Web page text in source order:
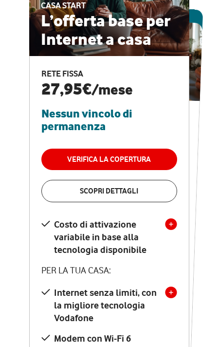
CASA START
L’offerta base per
Internet a casa
RETE FISSA
27,95€/mese
Nessun vincolo di
permanenza
VERIFICA LA COPERTURA
SCOPRI DETTAGLI
Costo di attivazione
variabile in base alla
tecnologia disponibile
PER LA TUA CASA:
Internet senza limiti, con
la migliore tecnologia
Vodafone
Modem con Wi-Fi 6
ESCLUSIVA ONLINE
CASA PRO
Internet veloce e
vantaggi speciali
RETE FISSA + VODAFONE CLUB
29,95€
permanenza
VERIFICA LA COPERTURA
Costo di attivazione
variabile in base alla
tecnologia disponibile
PER LA TUA CASA:
Internet senza limiti, con
la migliore tecnologia
Vodafone
Modem Seven con Wi-Fi 7
Chiamate illimitate verso
numeri fissi e mobili